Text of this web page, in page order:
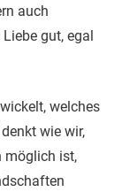
auch
gut, egal
welches
wie wir,
möglich ist,